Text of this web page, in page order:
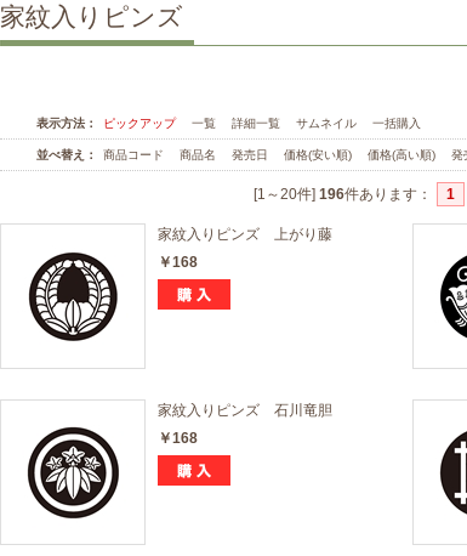
家紋入りピンズ
表示方法： ピックアップ 一覧 詳細一覧 サムネイル 一括購入
並べ替え： 商品コード 商品名 発売日 価格(安い順) 価格(高い順) 発
[1～20件] 196件あります ： 1
家紋入りピンズ 上がり藤
￥168
家紋入りピンズ 石川竜胆
￥168